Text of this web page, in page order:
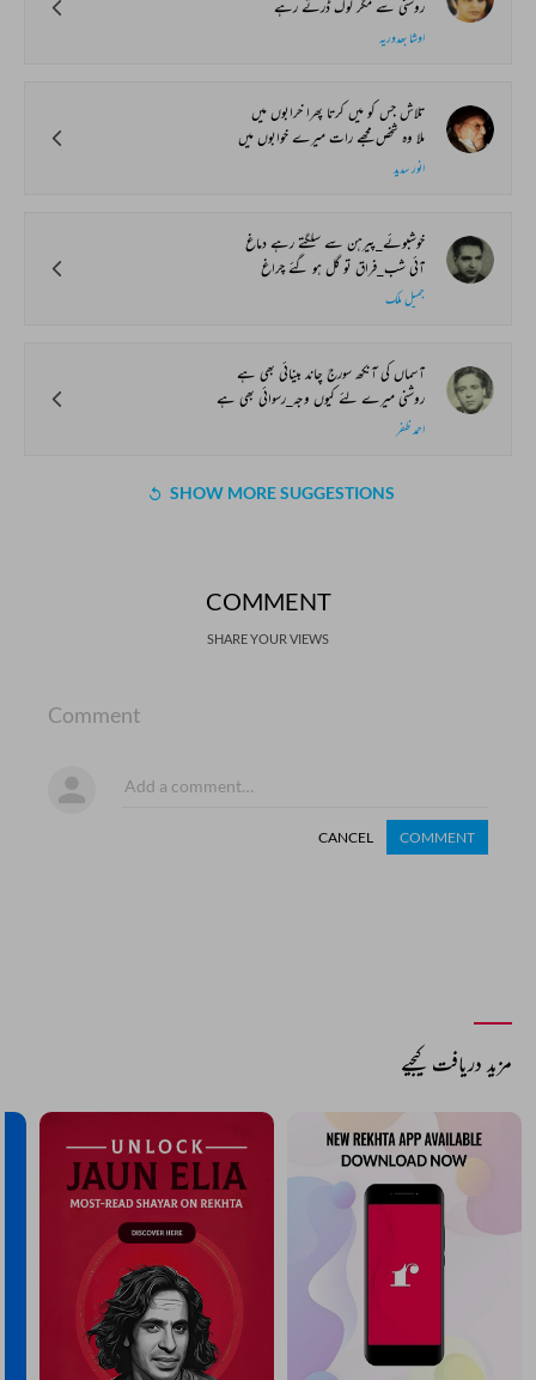
روشنی سے مگر لوگ ڈرتے رہے
اوشا بھدوریہ
تلاش جس کو میں کرتا پھرا خرابوں میں
ملا وہ شخص مجھے رات میرے خوابوں میں
انور سدید
خوشبوئے_پیرہن سے سلگتے رہے دماغ
آئی شب_فراق تو گل ہو گئے چراغ
جمیل ملک
آسماں کی آنکھ سورج چاند بینائی بھی ہے
روشنی میرے لئے کیوں وجہ_رسوائی بھی ہے
احمد ظفر
SHOW MORE SUGGESTIONS
COMMENT
SHARE YOUR VIEWS
Comment
CANCEL COMMENT
مزید دریافت کیجیے